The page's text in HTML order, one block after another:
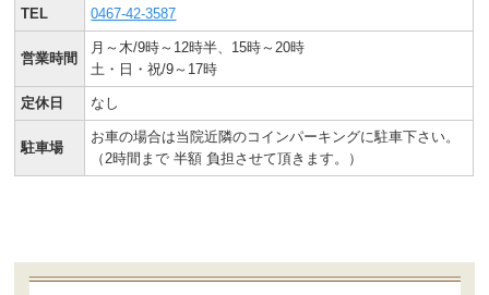
TEL 0467-42-3587
営業時間
月～木/9時～12時半、15時～20時
土・日・祝/9～17時
定休日 なし
駐車場
お車の場合は当院近隣のコインパーキングに駐車下さい。
（2時間まで 半額 負担させて頂きます。）